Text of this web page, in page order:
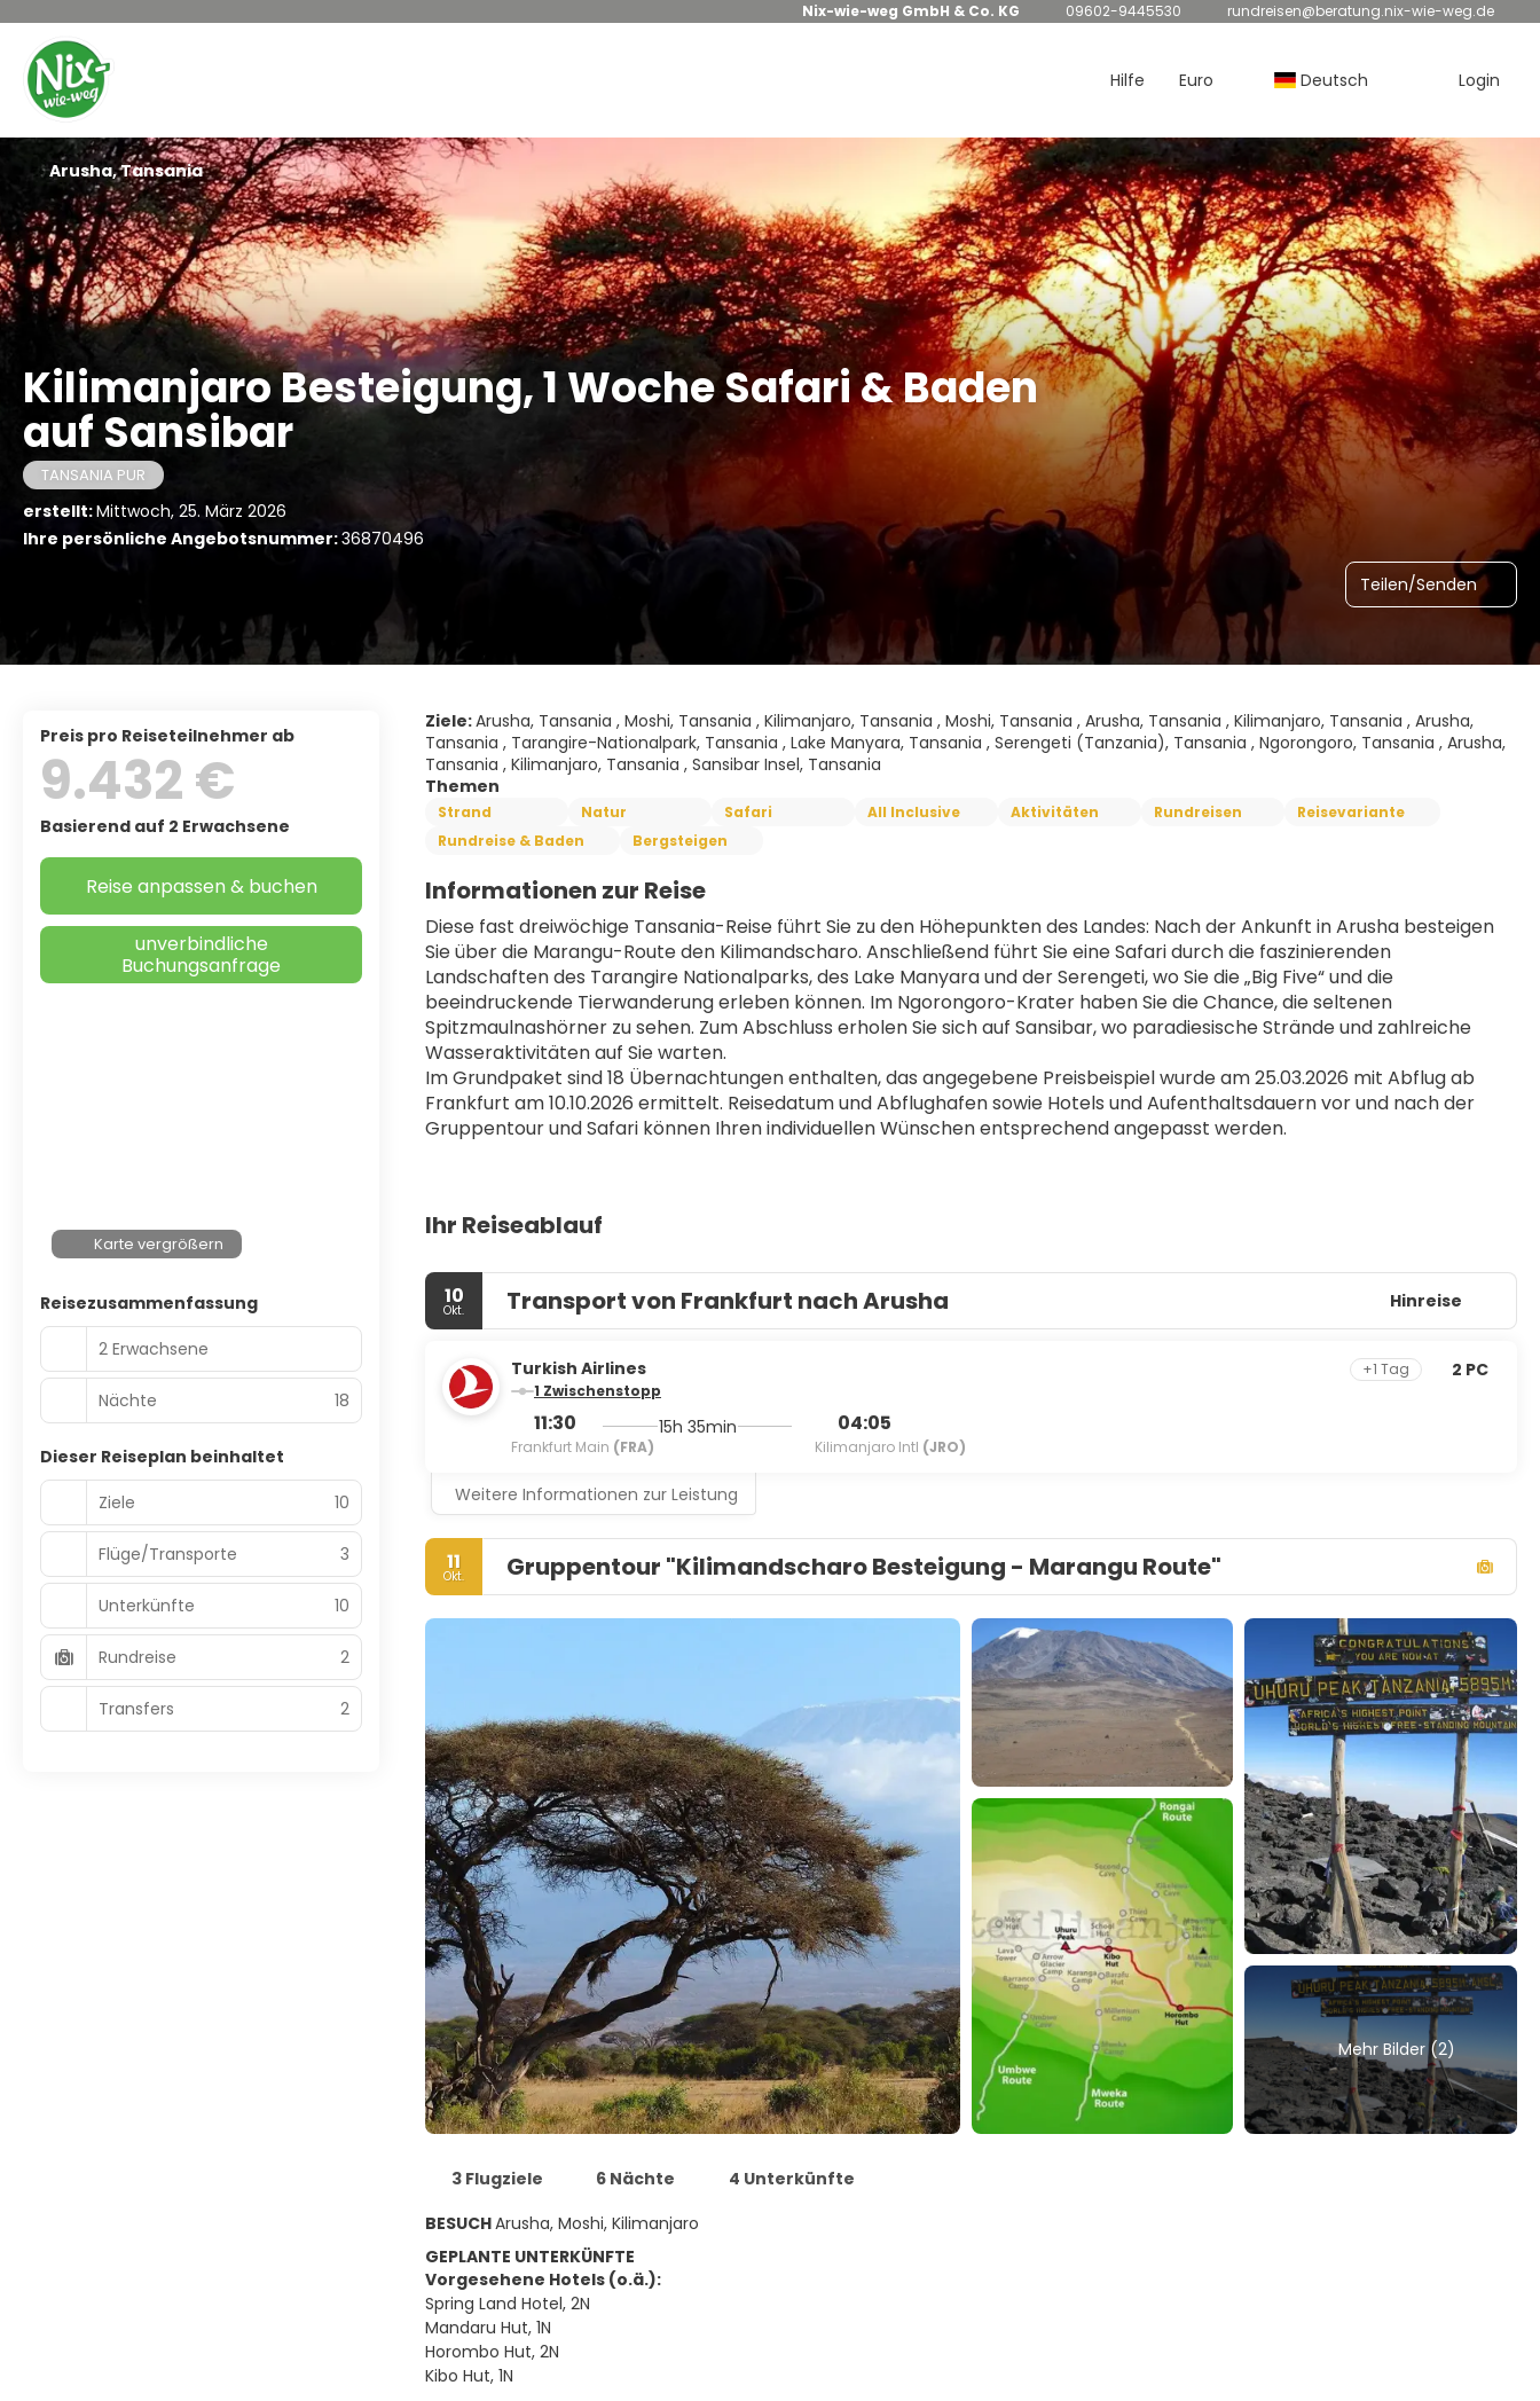
Nix-wie-weg GmbH & Co. KG 09602-9445530 rundreisen@beratung.nix-wie-weg.de
Hilfe Euro Deutsch Login
Kilimanjaro Besteigung, 1 Woche Safari & Baden
auf Sansibar
TANSANIA PUR
erstellt:Mittwoch, 25. März 2026
Ihre persönliche Angebotsnummer:36870496
Teilen/Senden
Arusha, Tansania
Ziele:Arusha, Tansania , Moshi, Tansania , Kilimanjaro, Tansania , Moshi, Tansania , Arusha, Tansania , Kilimanjaro, Tansania , Arusha,
Tansania , Tarangire-Nationalpark, Tansania , Lake Manyara, Tansania , Serengeti (Tanzania), Tansania , Ngorongoro, Tansania , Arusha,
Tansania , Kilimanjaro, Tansania , Sansibar Insel, Tansania
Themen
Strand Natur Safari All Inclusive Aktivitäten Rundreisen
Reisevariante
Rundreise & Baden
Bergsteigen
Informationen zur Reise
Diese fast dreiwöchige Tansania-Reise führt Sie zu den Höhepunkten des Landes: Nach der Ankunft in Arusha besteigen
Sie über die Marangu-Route den Kilimandscharo. Anschließend führt Sie eine Safari durch die faszinierenden
Landschaften des Tarangire Nationalparks, des Lake Manyara und der Serengeti, wo Sie die „Big Five“ und die
beeindruckende Tierwanderung erleben können. Im Ngorongoro-Krater haben Sie die Chance, die seltenen
Spitzmaulnashörner zu sehen. Zum Abschluss erholen Sie sich auf Sansibar, wo paradiesische Strände und zahlreiche
Wasseraktivitäten auf Sie warten.
Im Grundpaket sind 18 Übernachtungen enthalten, das angegebene Preisbeispiel wurde am 25.03.2026 mit Abflug ab
Frankfurt am 10.10.2026 ermittelt. Reisedatum und Abflughafen sowie Hotels und Aufenthaltsdauern vor und nach der
Gruppentour und Safari können Ihren individuellen Wünschen entsprechend angepasst werden.
Ihr Reiseablauf
10
Okt. Transport von Frankfurt nach Arusha Hinreise
Turkish Airlines
1 Zwischenstopp
11:30
Frankfurt Main (FRA)
15h 35min 04:05
Kilimanjaro Intl (JRO)
+1 Tag 2 PC
Weitere Informationen zur Leistung
11
Okt. Gruppentour "Kilimandscharo Besteigung - Marangu Route"
Mehr Bilder (2)
3 Flugziele 6 Nächte
4 Unterkünfte
BESUCHArusha, Moshi, Kilimanjaro
GEPLANTE UNTERKÜNFTE
Vorgesehene Hotels (o.ä.):
Spring Land Hotel, 2N
Mandaru Hut, 1N
Horombo Hut, 2N
Kibo Hut, 1N
Preis pro Reiseteilnehmer ab
9.432 €
Basierend auf 2 Erwachsene
Reise anpassen & buchen
unverbindliche
Buchungsanfrage
Karte vergrößern
Reisezusammenfassung
2 Erwachsene
Nächte 18
Dieser Reiseplan beinhaltet
Ziele
10
Flüge/Transporte 3
Unterkünfte 10
Rundreise 2
Transfers 2